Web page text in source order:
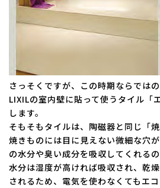
さっそくですが、この時期ならでは
LIXILの室内壁に貼って使うタイル「
します。
そもそもタイルは、陶磁器と同じ「焼
焼きものには目に見えない微細な穴
の水分や臭い成分を吸収してくれるの
水分は湿度が高ければ吸収され、乾
されるため、電気を使わなくてもエ